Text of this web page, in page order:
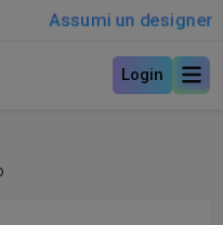
Assumi un designer
Login